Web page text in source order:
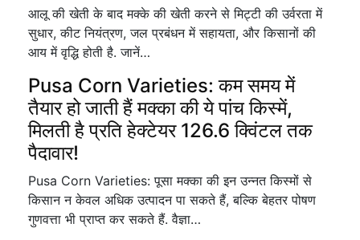
आलू की खेती के बाद मक्के की खेती करने से मिट्टी की उर्वरता में
सुधार, कीट नियंत्रण, जल प्रबंधन में सहायता, और किसानों की
आय में वृद्धि होती है. जानें…
Pusa Corn Varieties: कम समय में
तैयार हो जाती हैं मक्का की ये पांच किस्में,
मिलती है प्रति हेक्टेयर 126.6 क्विंटल तक
पैदावार!
Pusa Corn Varieties: पूसा मक्का की इन उन्नत किस्मों से
किसान न केवल अधिक उत्पादन पा सकते हैं, बल्कि बेहतर पोषण
गुणवत्ता भी प्राप्त कर सकते हैं. वैज्ञा…